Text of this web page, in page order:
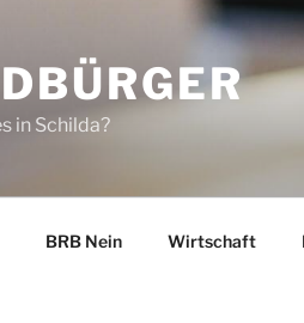
in Schilda?
BRB Nein Wirtschaft